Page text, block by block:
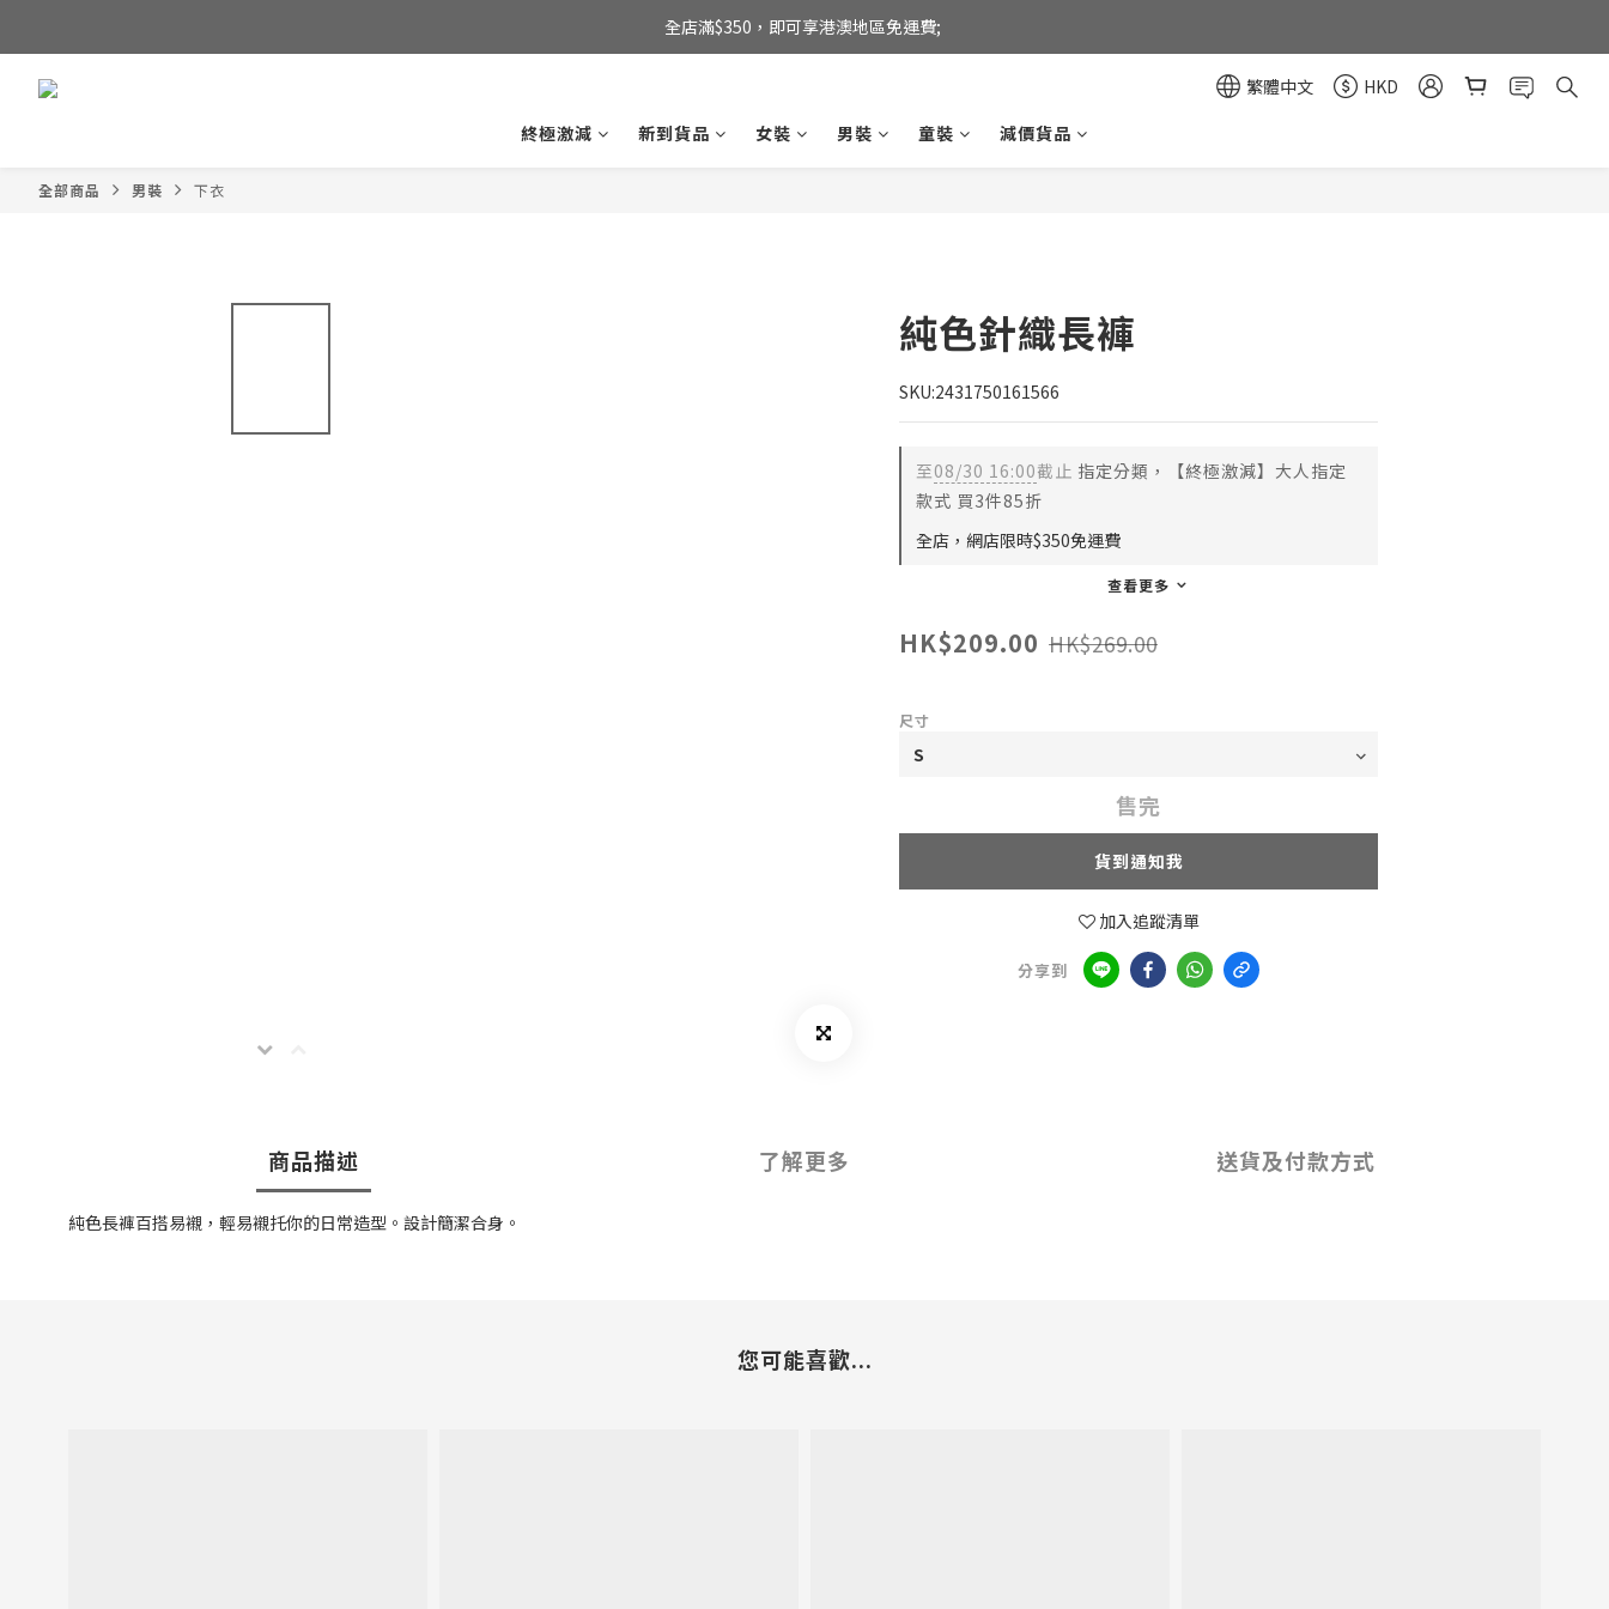
全店滿$350，即可享港澳地區免運費;
全店滿$350，即可享港澳地區免運費;
全店滿$350，即可享港澳地區免運費;
繁體中文
HKD
終極激減
新到貨品 女裝 男裝 童裝 減價貨品
全部商品 男裝 下衣
純色針織長褲
SKU:2431750161566
至08/30 16:00截止 指定分類，【終極激減】大人指定
款式 買3件85折
全店，網店限時$350免運費
查看更多
HK$209.00 HK$269.00
尺寸
售完
貨到通知我
加入追蹤清單
分享到
商品描述 了解更多 送貨及付款方式
純色長褲百搭易襯，輕易襯托你的日常造型。設計簡潔合身。
您可能喜歡...